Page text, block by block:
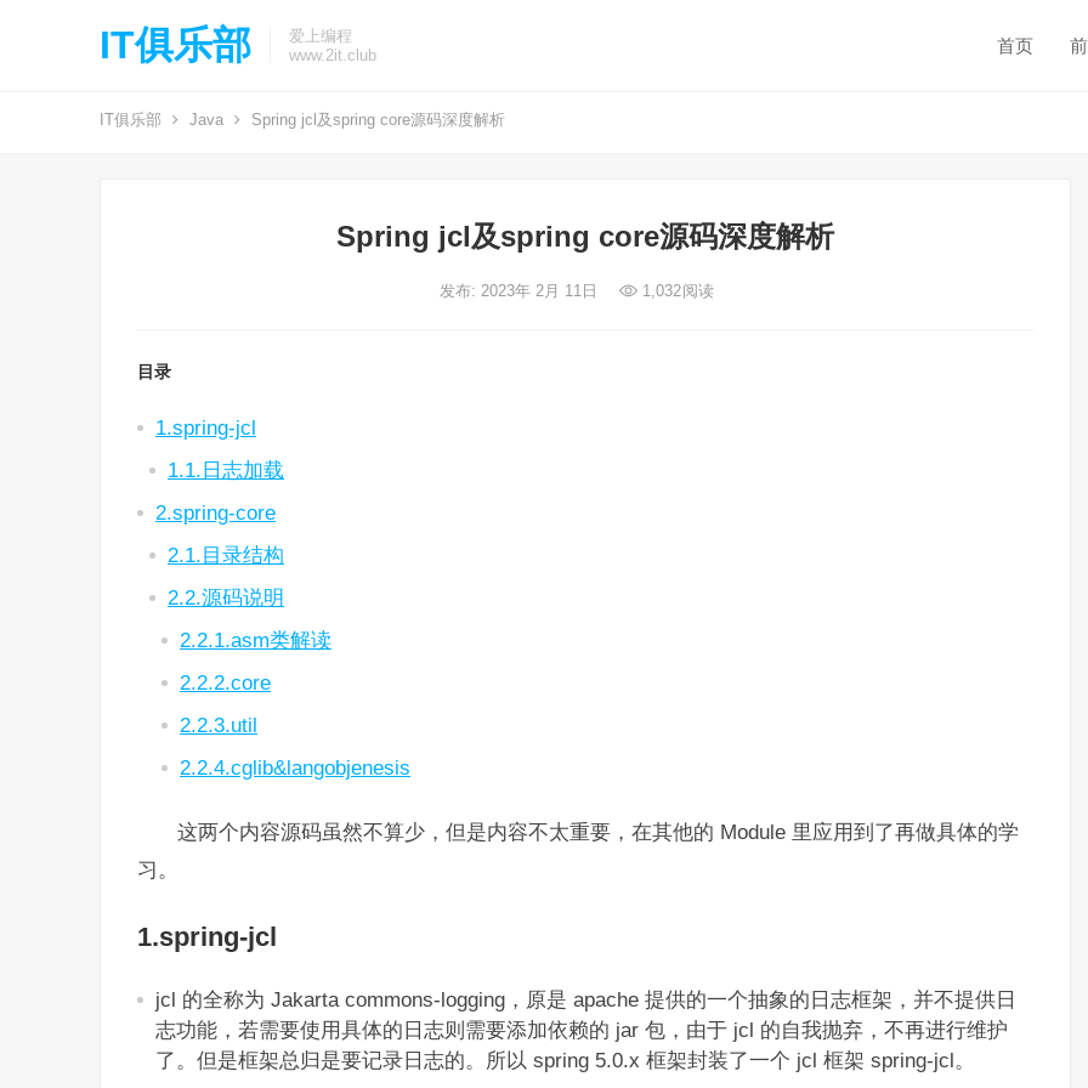
IT俱乐部
爱上编程
www.2it.club
首页
IT俱乐部 Java Spring jcl及spring core源码深度解析
Spring jcl及spring core源码深度解析
发布: 2023年 2月 11日 1,032阅读
目录
1.spring-jcl
1.1.日志加载
2.spring-core
2.1.目录结构
2.2.源码说明
2.2.1.asm类解读
2.2.2.core
2.2.3.util
2.2.4.cglib&langobjenesis
这两个内容源码虽然不算少，但是内容不太重要，在其他的 Module 里应用到了再做具体的学
习。
1.spring-jcl
jcl 的全称为 Jakarta commons-logging，原是 apache 提供的一个抽象的日志框架，并不提供日
志功能，若需要使用具体的日志则需要添加依赖的 jar 包，由于 jcl 的自我抛弃，不再进行维护
了。但是框架总归是要记录日志的。所以 spring 5.0.x 框架封装了一个 jcl 框架 spring-jcl。